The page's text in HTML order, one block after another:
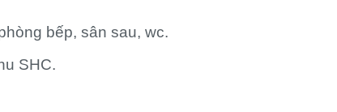
bếp, sân sau, wc.
SHC.